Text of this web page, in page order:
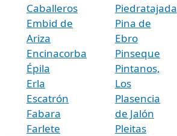
Caballeros
Embid de
Ariza
Encinacorba
Épila
Erla
Escatrón
Fabara
Farlete
Piedratajada
Pina de
Ebro
Pinseque
Pintanos,
Los
Plasencia
de Jalón
Pleitas